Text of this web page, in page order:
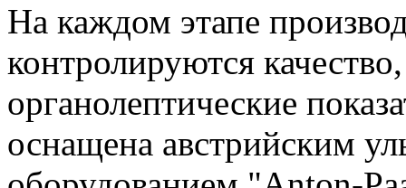
На каждом этапе
контролируются
органолептические
оснащена австрийским